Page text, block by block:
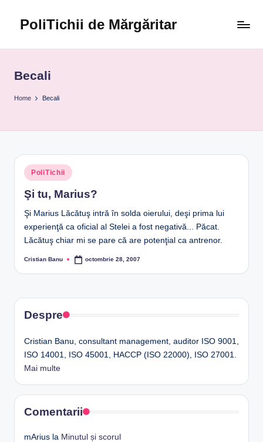
PoliTichii de Mărgăritar
2005
Becali
Home Becali
Posted
in
PoliTichii
Şi tu, Marius?
Şi Marius Lăcătuş intră în solda oierului, deşi prima lui
experienţă ca oficial al Stelei a fost negativă... Păcat.
Lăcătuş chiar mi se pare că are potenţial ca antrenor.
Posted
Cristian Banu octombrie 28, 2007
Despre
Cristian Banu, consultant management, auditor ISO 9001,
ISO 14001, ISO 45001, HACCP (ISO 22000), ISO 27001.
Mai multe
Comentarii
mArius la Minutul și scorul